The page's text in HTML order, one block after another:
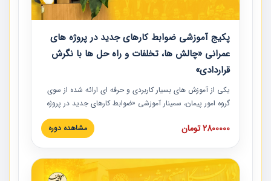
پکیج آموزشی ضوابط کارهای جدید در پروژه های
عمرانی «چالش ها، تخلفات و راه حل ها با نگرش
قراردادی»
یکی از آموزش‏‏‏‏‏‏ های بسیار کاربردی و حرفه‏ ای ارائه شده از سوی
گروه امور پیمان، سمینار آموزشی «ضوابط کارهای جدید در پروژه
های عمرانی» چالش ها، تخلفات و راه حل ها با نگرش قراردادی
است که در محل سندیکای شرکت های ساختمانی کشور ارائه شد.
مدارک پیمان به همراه تجربیات عملی ارائه شده است.
2800000 تومان مشاهده دوره